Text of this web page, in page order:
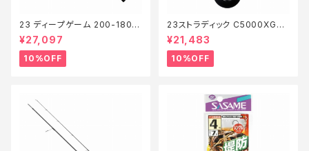
23 ディープゲーム 200-180
【継続セール_ロッド】【10】
¥27,097
10%OFF
23ストラディック C5000XG
【継続セール_リール】【10】
¥21,483
10%OFF